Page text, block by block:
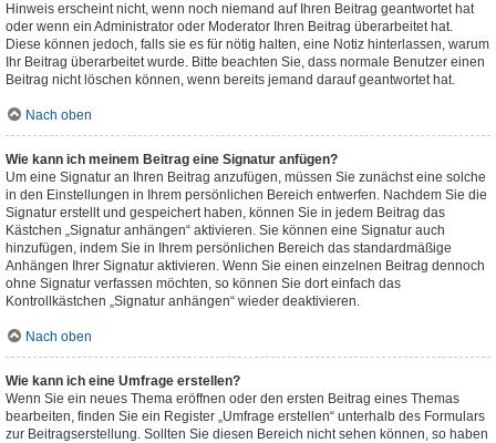
Hinweis erscheint nicht, wenn noch niemand auf Ihren Beitrag geantwortet hat
oder wenn ein Administrator oder Moderator Ihren Beitrag überarbeitet hat.
Diese können jedoch, falls sie es für nötig halten, eine Notiz hinterlassen, warum
Ihr Beitrag überarbeitet wurde. Bitte beachten Sie, dass normale Benutzer einen
Beitrag nicht löschen können, wenn bereits jemand darauf geantwortet hat.
Nach oben
Wie kann ich meinem Beitrag eine Signatur anfügen?
Um eine Signatur an Ihren Beitrag anzufügen, müssen Sie zunächst eine solche
in den Einstellungen in Ihrem persönlichen Bereich entwerfen. Nachdem Sie die
Signatur erstellt und gespeichert haben, können Sie in jedem Beitrag das
Kästchen „Signatur anhängen“ aktivieren. Sie können eine Signatur auch
hinzufügen, indem Sie in Ihrem persönlichen Bereich das standardmäßige
Anhängen Ihrer Signatur aktivieren. Wenn Sie einen einzelnen Beitrag dennoch
ohne Signatur verfassen möchten, so können Sie dort einfach das
Kontrollkästchen „Signatur anhängen“ wieder deaktivieren.
Nach oben
Wie kann ich eine Umfrage erstellen?
Wenn Sie ein neues Thema eröffnen oder den ersten Beitrag eines Themas
bearbeiten, finden Sie ein Register „Umfrage erstellen“ unterhalb des Formulars
zur Beitragserstellung. Sollten Sie diesen Bereich nicht sehen können, so haben